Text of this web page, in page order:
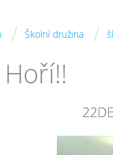
/ Školní družina /